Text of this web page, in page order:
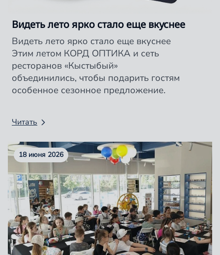
Видеть лето ярко стало еще вкуснее
Видеть лето ярко стало еще вкуснее
Этим летом КОРД ОПТИКА и сеть
ресторанов «Кыстыбый»
объединились, чтобы подарить гостям
особенное сезонное предложение.
Читать
18 июня 2026